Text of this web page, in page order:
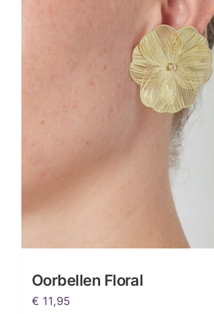
Oorbellen Floral
€ 11,95